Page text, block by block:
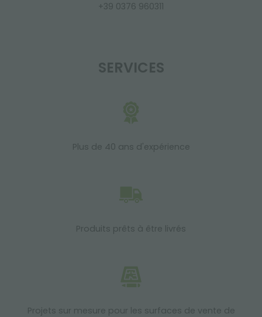
+39 0376 960311
SERVICES
Plus de 40 ans d'expérience
Produits prêts à être livrés
Projets sur mesure pour les surfaces de vente de